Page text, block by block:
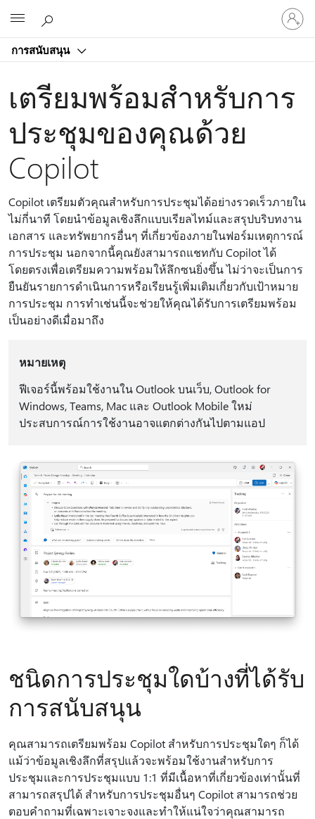
การสนับสนุน
ลงชื่อ
เข้า
บัญชี
คุณ
เตรียมพร้อมสําหรับการ
ประชุมของคุณด้วย
Copilot
Copilot เตรียมตัวคุณสําหรับการประชุมได้อย่างรวดเร็วภายใน
ไม่กี่นาที โดยนําข้อมูลเชิงลึกแบบเรียลไทม์และสรุปบริบทงาน
เอกสาร และทรัพยากรอื่นๆ ที่เกี่ยวข้องภายในฟอร์มเหตุการณ์
การประชุม นอกจากนี้คุณยังสามารถแชทกับ Copilot ได้
โดยตรงเพื่อเตรียมความพร้อมให้ลึกซนยิ่งขึ้น ไม่ว่าจะเป็นการ
ยืนยันรายการดําเนินการหรือเรียนรู้เพิ่มเติมเกี่ยวกับเป้าหมาย
การประชุม การทําเช่นนี้จะช่วยให้คุณได้รับการเตรียมพร้อม
เป็นอย่างดีเมื่อมาถึง
หมายเหตุ
ฟีเจอร์นี้พร้อมใช้งานใน Outlook บนเว็บ, Outlook for
Windows, Teams, Mac และ Outlook Mobile ใหม่
ประสบการณ์การใช้งานอาจแตกต่างกันไปตามแอป
ชนิดการประชุมใดบ้างที่ได้รับ
การสนับสนุน
คุณสามารถเตรียมพร้อม Copilot สําหรับการประชุมใดๆ ก็ได้
แม้ว่าข้อมูลเชิงลึกที่สรุปแล้วจะพร้อมใช้งานสําหรับการ
ประชุมและการประชุมแบบ 1:1 ที่มีเนื้อหาที่เกี่ยวข้องเท่านั้นที่
สามารถสรุปได้ สําหรับการประชุมอื่นๆ Copilot สามารถช่วย
ตอบคําถามที่เฉพาะเจาะจงและทําให้แน่ใจว่าคุณสามารถ